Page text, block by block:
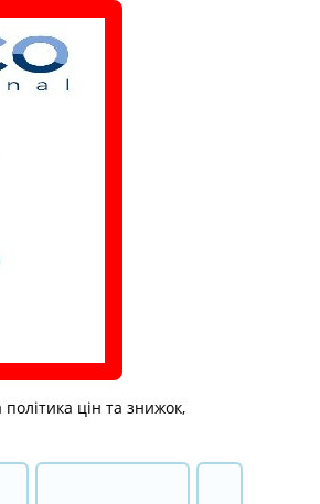
цін та знижок,